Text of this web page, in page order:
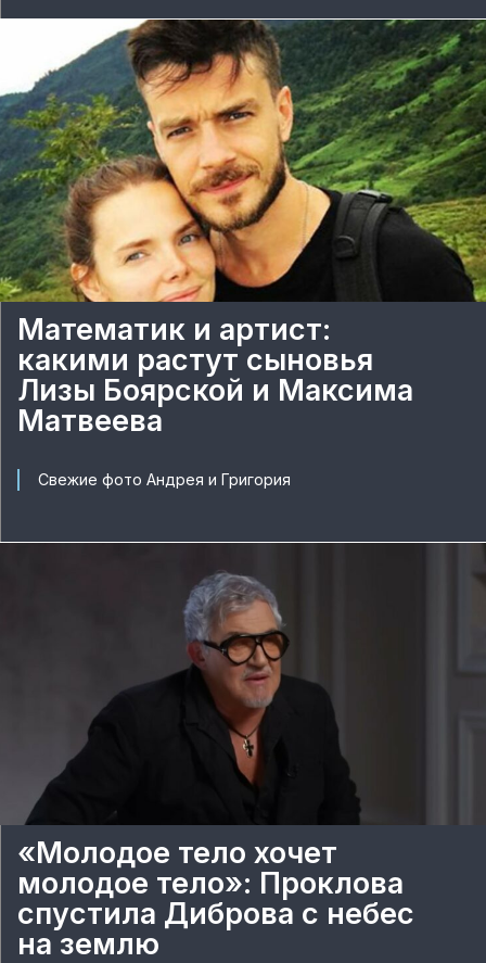
Математик и артист:
какими растут сыновья
Лизы Боярской и Максима
Матвеева
Свежие фото Андрея и Григория
«Молодое тело хочет
молодое тело»: Проклова
спустила Диброва с небес
на землю